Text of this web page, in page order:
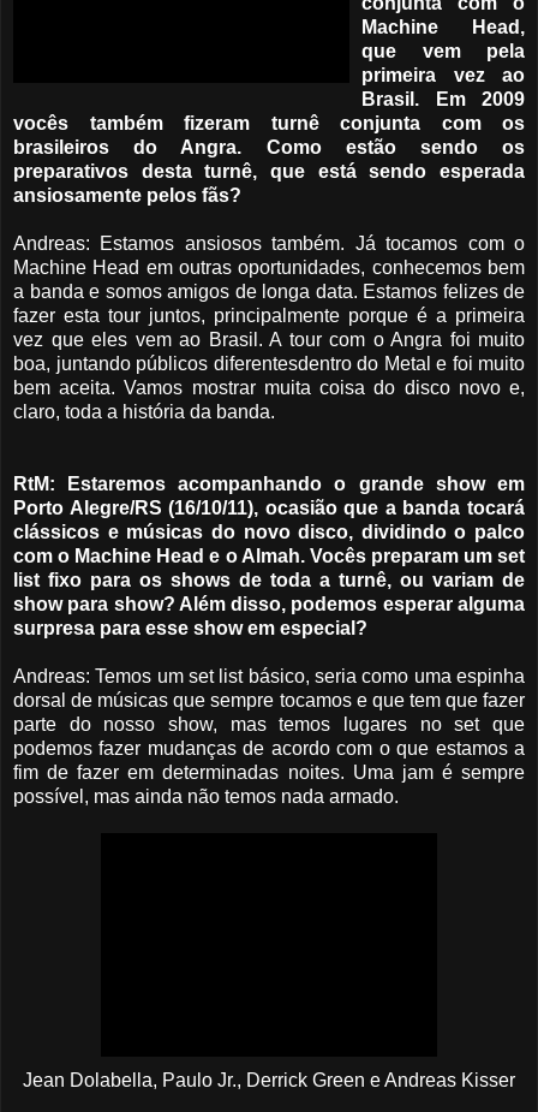
Machine Head,
que vem pela
primeira vez ao
Brasil. Em 2009
vocês também fizeram turnê conjunta com os
brasileiros do Angra. Como estão sendo os
preparativos desta turnê, que está sendo esperada
ansiosamente pelos fãs?
Andreas: Estamos ansiosos também. Já tocamos com o
Machine Head em outras oportunidades, conhecemos bem
a banda e somos amigos de longa data. Estamos felizes de
fazer esta tour juntos, principalmente porque é a primeira
vez que eles vem ao Brasil. A tour com o Angra foi muito
boa, juntando públicos diferentesdentro do Metal e foi muito
bem aceita. Vamos mostrar muita coisa do disco novo e,
claro, toda a história da banda.
RtM: Estaremos acompanhando o grande show em
Porto Alegre/RS (16/10/11), ocasião que a banda tocará
clássicos e músicas do novo disco, dividindo o palco
com o Machine Head e o Almah. Vocês preparam um set
list fixo para os shows de toda a turnê, ou variam de
show para show? Além disso, podemos esperar alguma
surpresa para esse show em especial?
Andreas: Temos um set list básico, seria como uma espinha
dorsal de músicas que sempre tocamos e que tem que fazer
parte do nosso show, mas temos lugares no set que
podemos fazer mudanças de acordo com o que estamos a
fim de fazer em determinadas noites. Uma jam é sempre
possível, mas ainda não temos nada armado.
Jean Dolabella, Paulo Jr., Derrick Green e Andreas Kisser